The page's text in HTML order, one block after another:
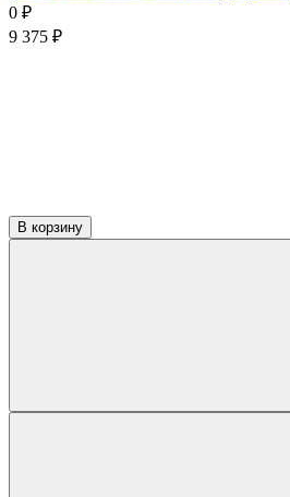
0 ₽
9 375 ₽
В корзину